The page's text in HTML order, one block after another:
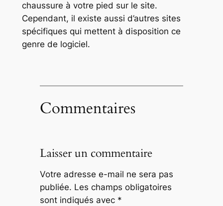
chaussure à votre pied sur le site.
Cependant, il existe aussi d’autres sites
spécifiques qui mettent à disposition ce
genre de logiciel.
Commentaires
Laisser un commentaire
Votre adresse e-mail ne sera pas
publiée. Les champs obligatoires
sont indiqués avec *